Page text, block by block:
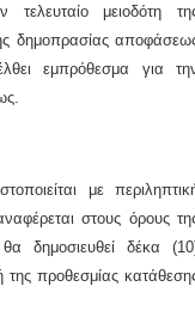
μειοδότη
δημοπρασίας
εμπρόθεσμα για
συμβάσεως.
με
στους όρους
δημοσιευθεί δέκα
της προθεσμίας